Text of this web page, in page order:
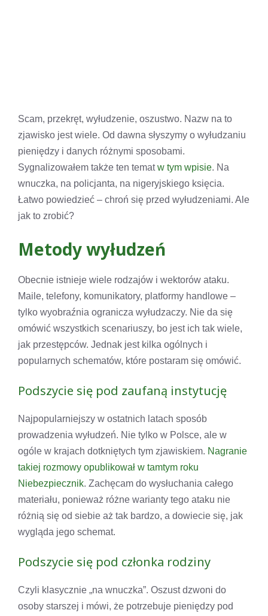
Scam, przekręt, wyłudzenie, oszustwo. Nazw na to
zjawisko jest wiele. Od dawna słyszymy o wyłudzaniu
pieniędzy i danych różnymi sposobami.
Sygnalizowałem także ten tematw tym wpisie. Na
wnuczka, na policjanta, na nigeryjskiego księcia.
Łatwo powiedzieć – chroń się przed wyłudzeniami. Ale
jak to zrobić?
Metody wyłudzeń
Obecnie istnieje wiele rodzajów i wektorów ataku.
Maile, telefony, komunikatory, platformy handlowe –
tylko wyobraźnia ogranicza wyłudzaczy. Nie da się
omówić wszystkich scenariuszy, bo jest ich tak wiele,
jak przestępców. Jednak jest kilka ogólnych i
popularnych schematów, które postaram się omówić.
Podszycie się pod zaufaną instytucję
Najpopularniejszy w ostatnich latach sposób
prowadzenia wyłudzeń. Nie tylko w Polsce, ale w
ogóle w krajach dotkniętych tym zjawiskiem. Nagranie
takiej rozmowy opublikował w tamtym roku
Niebezpiecznik. Zachęcam do wysłuchania całego
materiału, ponieważ różne warianty tego ataku nie
różnią się od siebie aż tak bardzo, a dowiecie się, jak
wygląda jego schemat.
Podszycie się pod członka rodziny
Czyli klasycznie „na wnuczka”. Oszust dzwoni do
osoby starszej i mówi, że potrzebuje pieniędzy pod